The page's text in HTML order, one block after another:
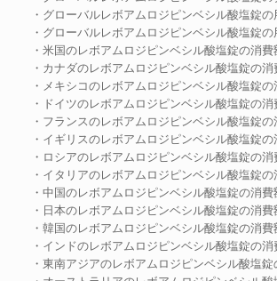
・グローバルレボアムロジピンベシル酸塩錠
・グローバルレボアムロジピンベシル酸塩錠
・米国のレボアムロジピンベシル酸塩錠の消費
・カナダのレボアムロジピンベシル酸塩錠の消
・メキシコのレボアムロジピンベシル酸塩錠
・ドイツのレボアムロジピンベシル酸塩錠の消
・フランスのレボアムロジピンベシル酸塩錠
・イギリスのレボアムロジピンベシル酸塩錠
・ロシアのレボアムロジピンベシル酸塩錠の消
・イタリアのレボアムロジピンベシル酸塩錠
・中国のレボアムロジピンベシル酸塩錠の消費
・日本のレボアムロジピンベシル酸塩錠の消費
・韓国のレボアムロジピンベシル酸塩錠の消費
・インドのレボアムロジピンベシル酸塩錠の消
・東南アジアのレボアムロジピンベシル酸塩